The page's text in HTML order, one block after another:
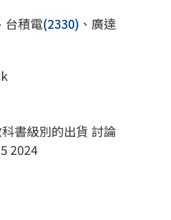
台積電(2330) 、廣達
書級別的出貨 討論
2024